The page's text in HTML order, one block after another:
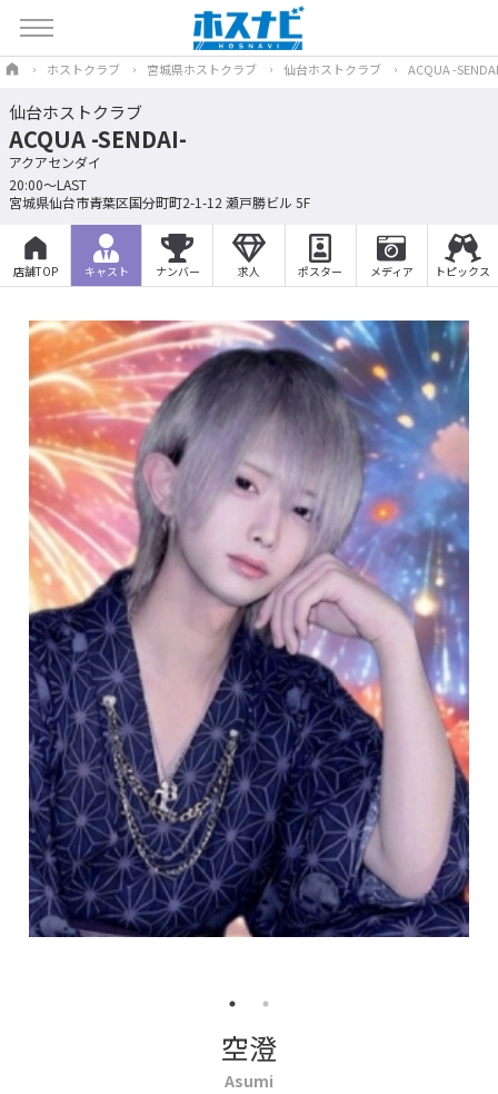
ホストクラブ 宮城県ホストクラブ 仙台ホストクラブ ACQUA -
仙台ホストクラブ
ACQUA -SENDAI-
アクアセンダイ
20:00～LAST
宮城県仙台市青葉区国分町町2-1-12 瀬戸勝ビル 5F
店舗TOP キャスト ナンバー 求人 ポスター メディア トピックス
空澄
Asumi